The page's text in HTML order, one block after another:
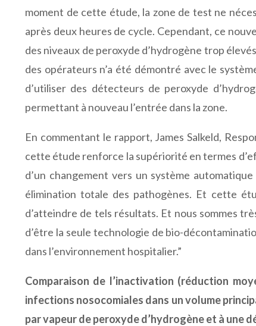
moment de cette étude, la zone de test ne
après deux heures de cycle. Cependant, ce
des niveaux de peroxyde d’hydrogène trop
des opérateurs n’a été démontré avec le
d’utiliser des détecteurs de peroxyde
permettant à nouveau l’entrée dans la zone.
En commentant le rapport, James Salkeld,
cette étude renforce la supériorité en termes
d’un changement vers un système
élimination totale des pathogènes. Et cette
d’atteindre de tels résultats. Et nous sommes
d’être la seule technologie de bio-
dans l’environnement hospitalier.”
Comparaison de l’inactivation (réduction
infections nosocomiales dans un volume
par vapeur de peroxyde d’hydrogène et à une